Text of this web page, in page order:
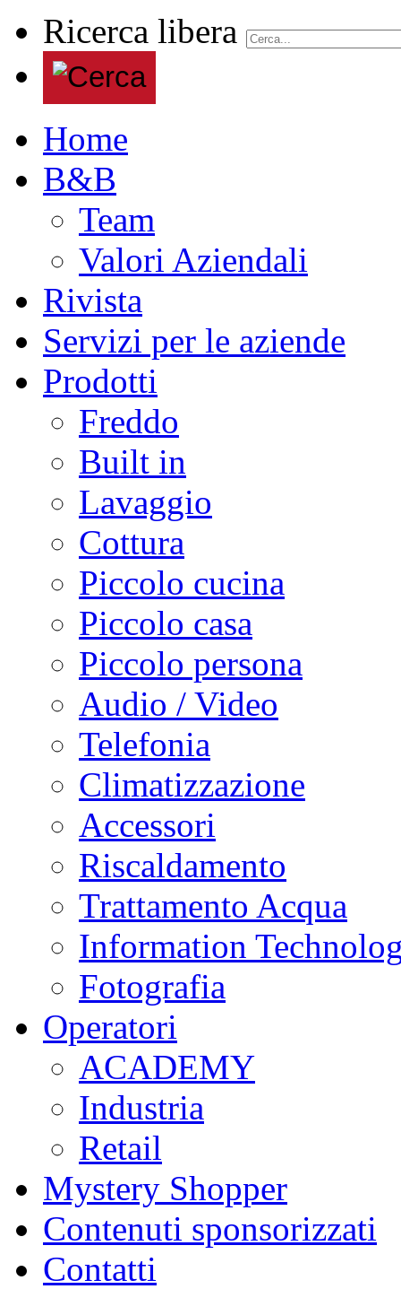
Ricerca libera
Home
B&B
Team
Valori Aziendali
Rivista
Servizi per le aziende
Prodotti
Freddo
Built in
Lavaggio
Cottura
Piccolo cucina
Piccolo casa
Piccolo persona
Audio / Video
Telefonia
Climatizzazione
Accessori
Riscaldamento
Trattamento Acqua
Information
Fotografia
Operatori
ACADEMY
Industria
Retail
Mystery Shopper
Contenuti sponsorizzati
Contatti